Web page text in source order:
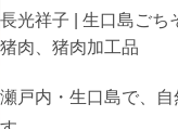
長光祥子 | 生口島ごち
猪肉、猪肉加工品
瀬戸内・生口島で、